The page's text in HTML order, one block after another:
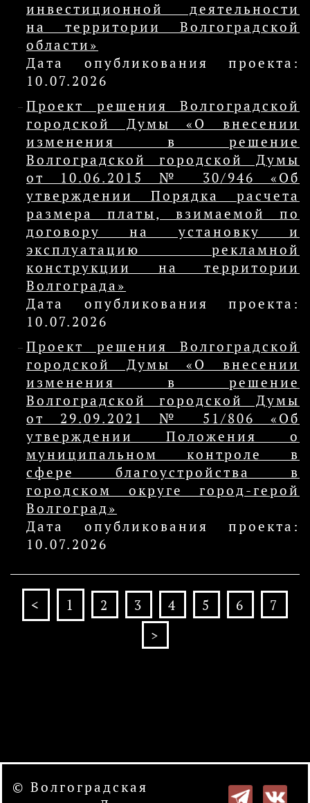
инвестиционной деятельности
на территории Волгоградской
области»
Дата опубликования проекта:
10.07.2026
Проект решения Волгоградской
городской Думы «О внесении
изменения в решение
Волгоградской городской Думы
от 10.06.2015 № 30/946 «Об
утверждении Порядка расчета
размера платы, взимаемой по
договору на установку и
эксплуатацию рекламной
конструкции на территории
Волгограда»
Дата опубликования проекта:
10.07.2026
Проект решения Волгоградской
городской Думы «О внесении
изменения в решение
Волгоградской городской Думы
от 29.09.2021 № 51/806 «Об
утверждении Положения о
муниципальном контроле в
сфере благоустройства в
городском округе город-герой
Волгоград»
Дата опубликования проекта:
10.07.2026
< 1 2 3 4 5 6
7
>
© Волгоградская